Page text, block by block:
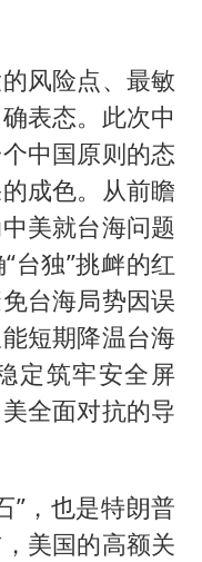
风险点、最敏
表态。此次中
中国原则的态
成色。从前瞻
美就台海问题
台独”挑衅的红
台海局势因误
短期降温台海
定筑牢安全屏
全面对抗的导
”，也是特朗普
美国的高额关